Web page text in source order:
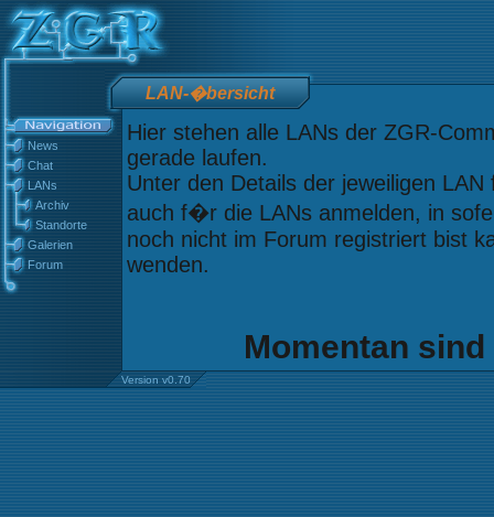
LAN-�bersicht
News
Chat
LANs
Archiv
Standorte
Galerien
Forum
Hier stehen alle LANs der ZGR-
gerade laufen.
Unter den Details der jeweiligen
auch f�r die LANs anmelden, in
noch nicht im Forum registriert bist
wenden.
Momentan
Version v0.70